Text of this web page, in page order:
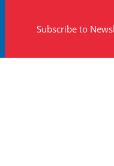
Subscribe to